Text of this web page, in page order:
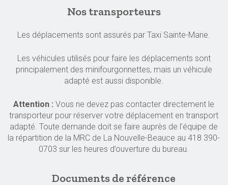
Nos transporteurs
Les déplacements sont assurés par Taxi Sainte-Marie.
Les véhicules utilisés pour faire les déplacements sont
principalement des minifourgonnettes, mais un véhicule
adapté est aussi disponible.
Attention : Vous ne devez pas contacter directement le
transporteur pour réserver votre déplacement en transport
adapté. Toute demande doit se faire auprès de l’équipe de
la répartition de la MRC de La Nouvelle-Beauce au 418 390-
0703 sur les heures d’ouverture du bureau.
Documents de référence